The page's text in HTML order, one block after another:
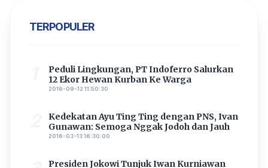
TERPOPULER
Peduli Lingkungan, PT Indoferro Salurkan
12 Ekor Hewan Kurban Ke Warga
2016-09-12 11:50:30
Kedekatan Ayu Ting Ting dengan PNS, Ivan
Gunawan: Semoga Nggak Jodoh dan Jauh
2016-03-13 16:30:00
Presiden Jokowi Tunjuk Iwan Kurniawan